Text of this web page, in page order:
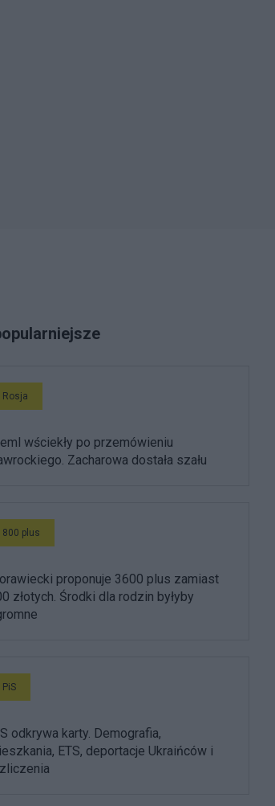
Rosja
wściekły po przemówieniu
Zacharowa dostała szału
800 plus
proponuje 3600 plus zamiast
złotych. Środki dla rodzin byłyby
PiS
odkrywa karty. Demografia,
ETS, deportacje Ukraińców i